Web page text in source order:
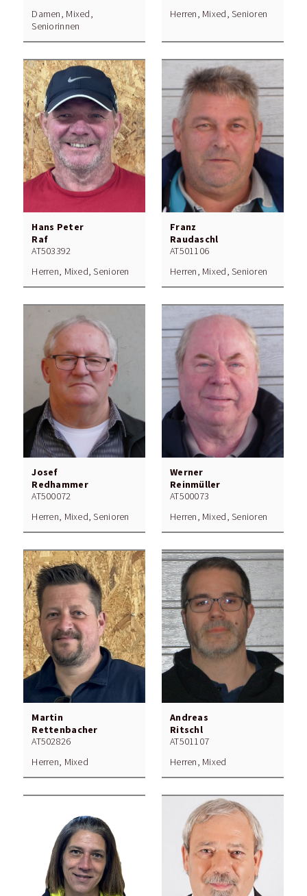
Damen, Mixed,
Seniorinnen
Herren, Mixed, Senioren
Hans Peter
Raf
AT503392
Herren, Mixed, Senioren
Franz
Raudaschl
AT501106
Herren, Mixed, Senioren
Josef
Redhammer
AT500072
Herren, Mixed, Senioren
Werner
Reinmüller
AT500073
Herren, Mixed, Senioren
Martin
Rettenbacher
AT502826
Herren, Mixed
Andreas
Ritschl
AT501107
Herren, Mixed